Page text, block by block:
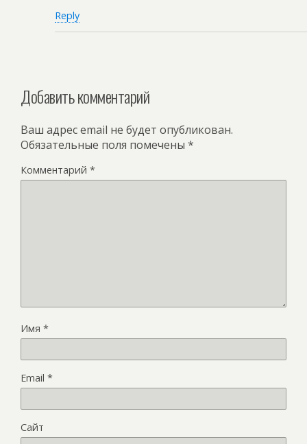
Reply
Добавить комментарий
Ваш адрес email не будет опубликован.
Обязательные поля помечены *
Комментарий *
Имя *
Email *
Сайт